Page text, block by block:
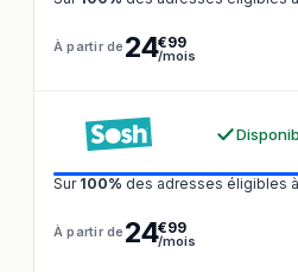
À partir de 24€99
/mois
Sur 100% des adresses éligibles
À partir de 24€99
/mois